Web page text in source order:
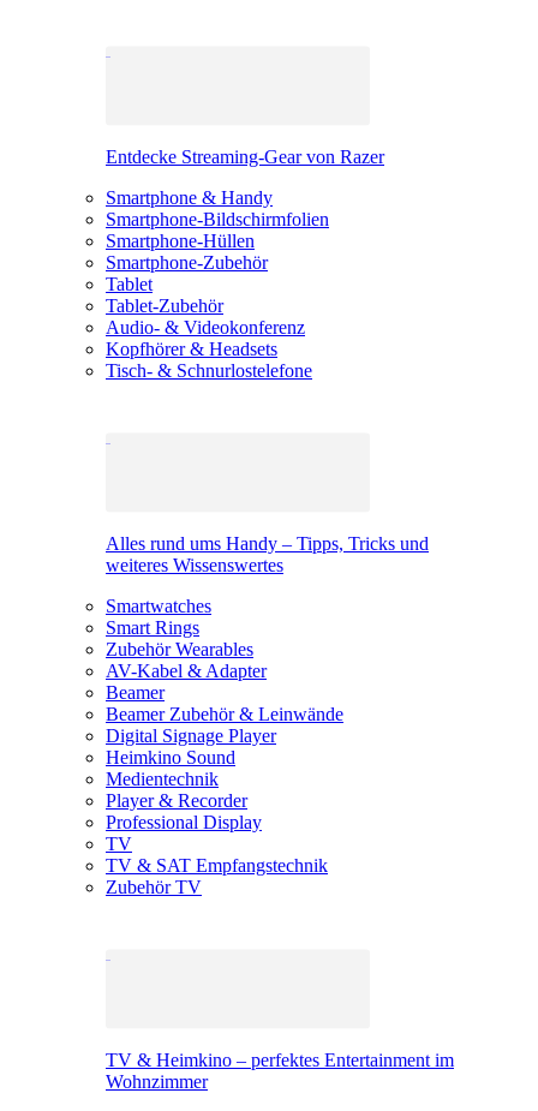
Entdecke Streaming-Gear von Razer
Smartphone & Handy
Smartphone-Bildschirmfolien
Smartphone-Hüllen
Smartphone-Zubehör
Tablet
Tablet-Zubehör
Audio- & Videokonferenz
Kopfhörer & Headsets
Tisch- & Schnurlostelefone
Alles rund ums Handy – Tipps, Tricks und
weiteres Wissenswertes
Smartwatches
Smart Rings
Zubehör Wearables
AV-Kabel & Adapter
Beamer
Beamer Zubehör & Leinwände
Digital Signage Player
Heimkino Sound
Medientechnik
Player & Recorder
Professional Display
TV
TV & SAT Empfangstechnik
Zubehör TV
TV & Heimkino – perfektes Entertainment im
Wohnzimmer